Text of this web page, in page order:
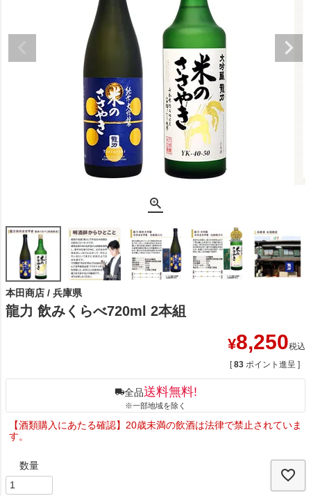
本田商店 / 兵庫県
龍力 飲みくらべ720ml 2本組
¥8,250税込
[ 83 ポイント進呈 ]
全品送料無料!
※一部地域を除く
【酒類購入にあたる確認】20歳未満の飲酒は法律で禁止されていま
す。